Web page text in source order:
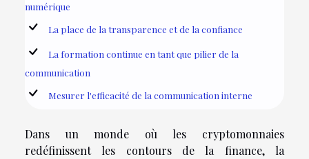
numérique
La place de la transparence et de la confiance
La formation continue en tant que pilier de la
communication
Mesurer l'efficacité de la communication interne
Dans un monde où les cryptomonnaies
redéfinissent les contours de la finance, la